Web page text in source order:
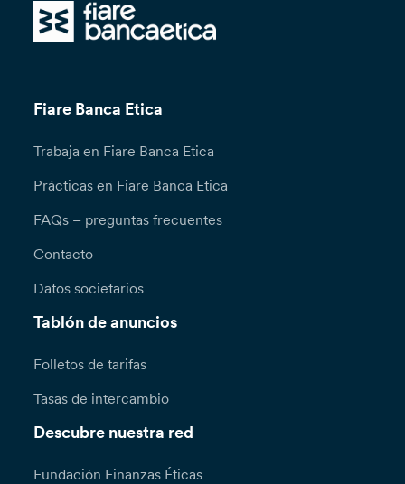
Fiare Banca Etica
Trabaja en Fiare Banca Etica
Prácticas en Fiare Banca Etica
FAQs – preguntas frecuentes
Contacto
Datos societarios
Tablón de anuncios
Folletos de tarifas
Tasas de intercambio
Descubre nuestra red
Fundación Finanzas Éticas